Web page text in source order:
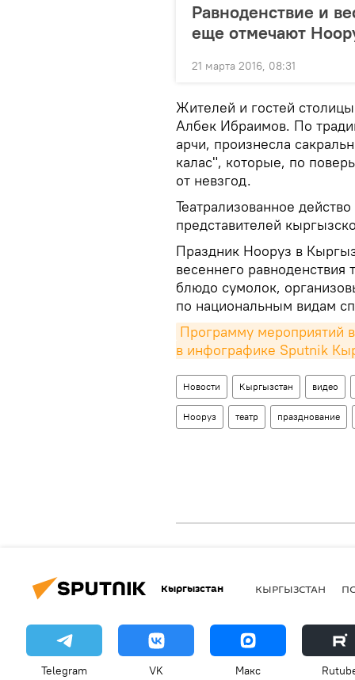
Равноденствие и
еще отмечают
21 марта 2016, 08:31
Жителей и гостей
Албек Ибраимов. По
арчи, произнесла
калас", которые, по
от невзгод.
Театрализованное
представителей
Праздник Нооруз в
весеннего равноденствия
блюдо сумолок,
по национальным видам
Программу мероприятий
в инфографике Sputnik
Новости Кыргызстан видео
Нооруз театр празднование
Кыргызстан КЫРГЫЗСТАН
Telegram VK Макс